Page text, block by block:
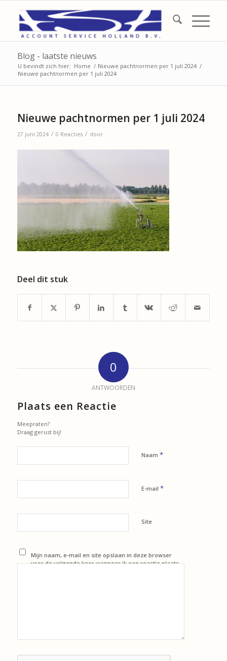
Blog - laatste nieuws
U bevindt zich hier: Home / Nieuwe pachtnormen per 1 juli 2024 /
Nieuwe pachtnormen per 1 juli 2024
Nieuwe pachtnormen per 1 juli 2024
27 juni 2024 / 0 Reacties / door
Deel dit stuk
0
ANTWOORDEN
Plaats een Reactie
Meepraten?
Draag gerust bij!
Naam *
E-mail *
Site
Mijn naam, e-mail en site opslaan in deze browser
voor de volgende keer wanneer ik een reactie plaats.